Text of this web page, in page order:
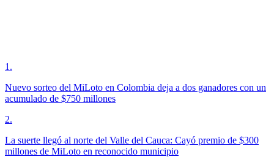
1 .
Nuevo sorteo del MiLoto en Colombia deja a dos ganadores con un
acumulado de $750 millones
2.
La suerte llegó al norte del Valle del Cauca: Cayó premio de $300
millones de MiLoto en reconocido municipio